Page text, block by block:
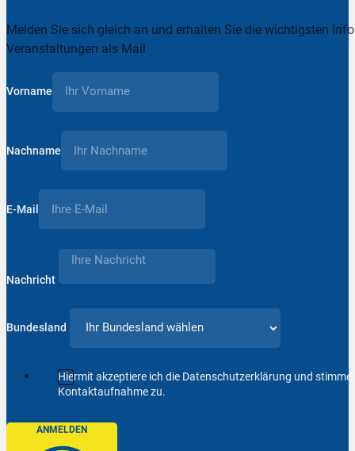
Melden Sie sich gleich an und erhalten Sie die wichtigsten
Veranstaltungen als Mail
Vorname
Nachname
E-Mail
Nachricht
Bundesland
Hiermit akzeptiere ich die Datenschutzerklärung und
Kontaktaufnahme zu.
ANMELDEN